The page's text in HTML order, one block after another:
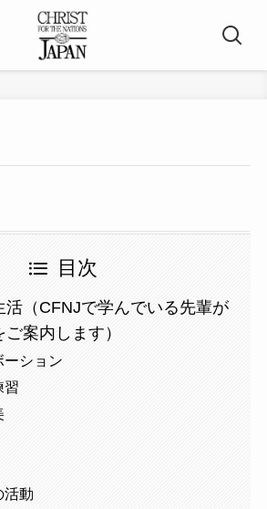
目次
活（CFNJで学んでいる先輩が
案内します）
ーション
習
活動